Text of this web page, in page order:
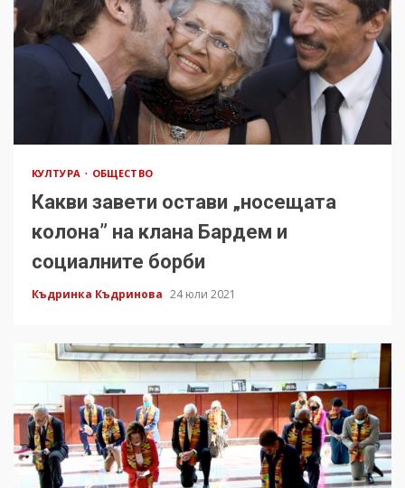
КУЛТУРА ОБЩЕСТВО
Какви завети остави „носещата
колона” на клана Бардем и
социалните борби
Къдринка Къдринова 24 юли 2021